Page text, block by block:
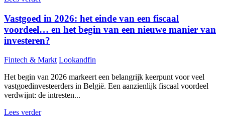
Vastgoed in 2026: het einde van een fiscaal
voordeel… en het begin van een nieuwe manier van
investeren?
Fintech & Markt Lookandfin
Het begin van 2026 markeert een belangrijk keerpunt voor veel
vastgoedinvesteerders in België. Een aanzienlijk fiscaal voordeel
verdwijnt: de intresten...
Lees verder